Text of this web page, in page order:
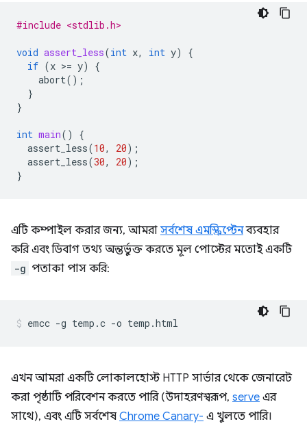
#include <stdlib.h>
void assert_less(int x, int y)
{
if (x >= y)
{
abort();
}
}
int main()
{
assert_less(10, 20);
assert_less(30, 20);
}
এটি কম্পাইল করার জন্য, আমরা সর্বশেষ এমস্ক্রিপ্টেনব্যবহার
করি এবং ডিবাগ তথ্য অন্তর্ভুক্ত করতে মূল পোস্টের মতোই একটি
-g পতাকা পাস করি:
এখন আমরা একটি লোকালহোস্ট HTTP সার্ভার থেকে জেনারেট
করা পৃষ্ঠাটি পরিবেশন করতে পারি (উদাহরণস্বরূপ, serve এর
সাথে), এবং এটি সর্বশেষ Chrome Canary- এ খুলতে পারি।